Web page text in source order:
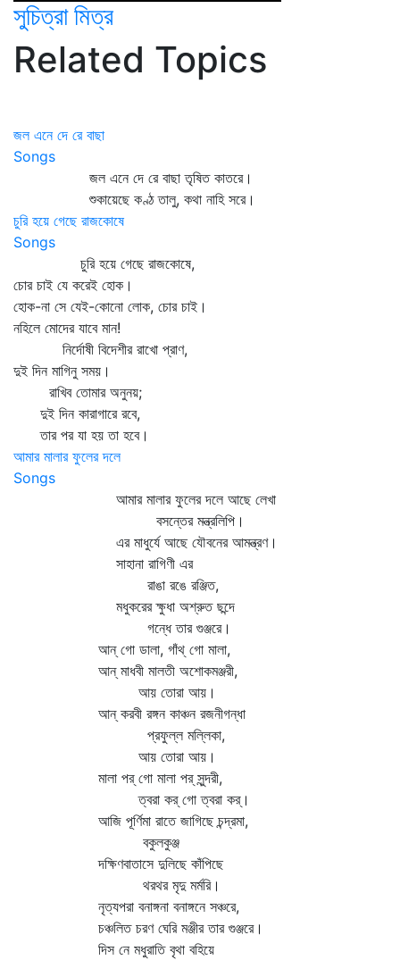
সুচিত্রা মিত্র
Related Topics
জল এনে দে রে বাছা
Songs
জল এনে দে রে বাছা তৃষিত কাতরে।
শুকায়েছে কণ্ঠ তালু, কথা নাহি সরে।
চুরি হয়ে গেছে রাজকোষে
Songs
চুরি হয়ে গেছে রাজকোষে,
চোর চাই যে করেই হোক।
হোক-না সে যেই-কোনো লোক, চোর চাই।
নহিলে মোদের যাবে মান!
নির্দোষী বিদেশীর রাখো প্রাণ,
দুই দিন মাগিনু সময়।
রাখিব তোমার অনুনয়;
দুই দিন কারাগারে রবে,
তার পর যা হয় তা হবে।
আমার মালার ফুলের দলে
Songs
আমার মালার ফুলের দলে আছে লেখা
বসন্তের মন্ত্রলিপি।
এর মাধুর্যে আছে যৌবনের আমন্ত্রণ।
সাহানা রাগিণী এর
রাঙা রঙে রঞ্জিত,
মধুকরের ক্ষুধা অশ্রুত ছন্দে
গন্ধে তার গুঞ্জরে।
আন্‌ গো ডালা, গাঁথ্‌ গো মালা,
আন্‌ মাধবী মালতী অশোকমঞ্জরী,
আয় তোরা আয়।
আন্‌ করবী রঙ্গন কাঞ্চন রজনীগন্ধা
প্রফুল্ল মল্লিকা,
আয় তোরা আয়।
মালা পর্‌ গো মালা পর্‌ সুন্দরী,
ত্বরা কর্‌ গো ত্বরা কর্‌।
আজি পূর্ণিমা রাতে জাগিছে চন্দ্রমা,
বকুলকুঞ্জ
দক্ষিণবাতাসে দুলিছে কাঁপিছে
থরথর মৃদু মর্মরি।
নৃত্যপরা বনাঙ্গনা বনাঙ্গনে সঞ্চরে,
চঞ্চলিত চরণ ঘেরি মঞ্জীর তার গুঞ্জরে।
দিস নে মধুরাতি বৃথা বহিয়ে